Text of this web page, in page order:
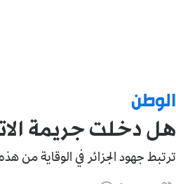
الوطن
هل دخلت جريمة
ترتبط جهود الجزائر في الوقاية من هذه